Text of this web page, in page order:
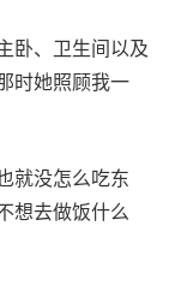
卧、卫生间以及
时她照顾我一
就没怎么吃东
想去做饭什么